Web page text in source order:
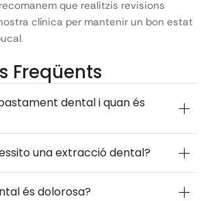
que realitzis revisions
clínica per mantenir un bon estat
Freqüents
dental i quan és
una extracció dental?
és dolorosa?